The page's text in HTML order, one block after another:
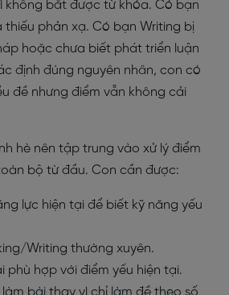
không bắt được từ khóa. Có bạn
thiếu phản xạ. Có bạn Writing bị
hoặc chưa biết phát triển luận
định đúng nguyên nhân, con có
đề nhưng điểm vẫn không cải
hè nên tập trung vào xử lý điểm
bộ từ đầu. Con cần được:
lực hiện tại để biết kỹ năng yếu
Writing thường xuyên.
phù hợp với điểm yếu hiện tại.
làm bài thay vì chỉ làm đề theo số